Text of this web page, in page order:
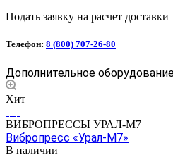
Подать заявку на расчет доставки
Телефон: 8 (800) 707-26-80
Дополнительное
Хит
ВИБРОПРЕССЫ УРАЛ-М7
Вибропресс «Урал-М7»
В наличии